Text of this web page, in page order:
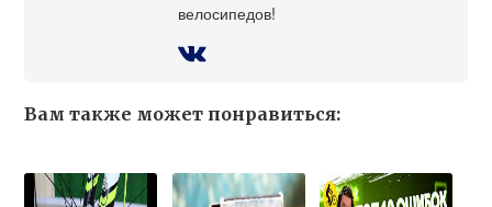
велосипедов!
Вам также может понравиться: